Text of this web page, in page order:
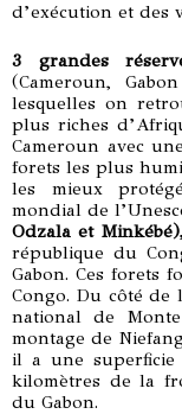
d’exécution et des
3 grandes
(Cameroun,
lesquelles on
plus riches
Cameroun avec
forets les plus
les mieux
mondial de
Odzala et
république du
Gabon. Ces forets
Congo. Du côté de
national de
montage de
il a une
kilomètres de la
du Gabon.